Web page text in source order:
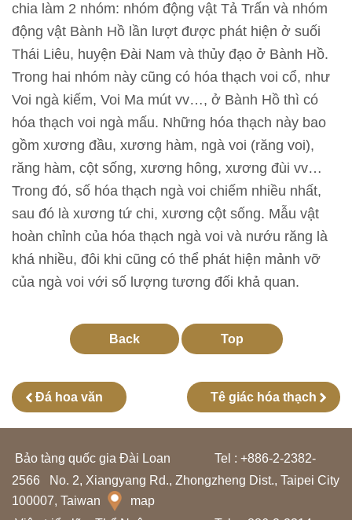
t
h
a
m
q
u
a
n
n
t
r
ể
n
chia làm 2 nhóm: nhóm động vật Tả Trấn và nhóm
động vật Bành Hồ lần lượt được phát hiện ở suối
Thái Liêu, huyện Đài Nam và thủy đạo ở Bành Hồ.
Trong hai nhóm này cũng có hóa thạch voi cổ, như
Voi ngà kiếm, Voi Ma mút vv…, ở Bành Hồ thì có
hóa thạch voi ngà mấu. Những hóa thạch này bao
gồm xương đầu, xương hàm, ngà voi (răng voi),
răng hàm, cột sống, xương hông, xương đùi vv…
Trong đó, số hóa thạch ngà voi chiếm nhiều nhất,
sau đó là xương tứ chi, xương cột sống. Mẫu vật
hoàn chỉnh của hóa thạch ngà voi và nướu răng là
khá nhiều, đôi khi cũng có thể phát hiện mảnh vỡ
của ngà voi với số lượng tương đối khả quan.
Back Top
Đá hoa văn Tê giác hóa thạch
Bảo tàng quốc gia Đài Loan
Tel : +886-2-2382-
2566
No. 2, Xiangyang Rd., Zhongzheng Dist., Taipei City
100007, Taiwan
map